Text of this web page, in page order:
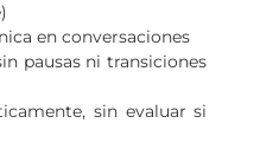
en conversaciones
pausas ni transiciones
sin evaluar si